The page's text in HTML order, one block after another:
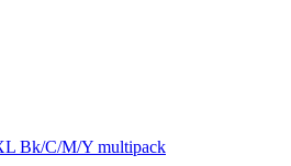
Bk/C/M/Y multipack